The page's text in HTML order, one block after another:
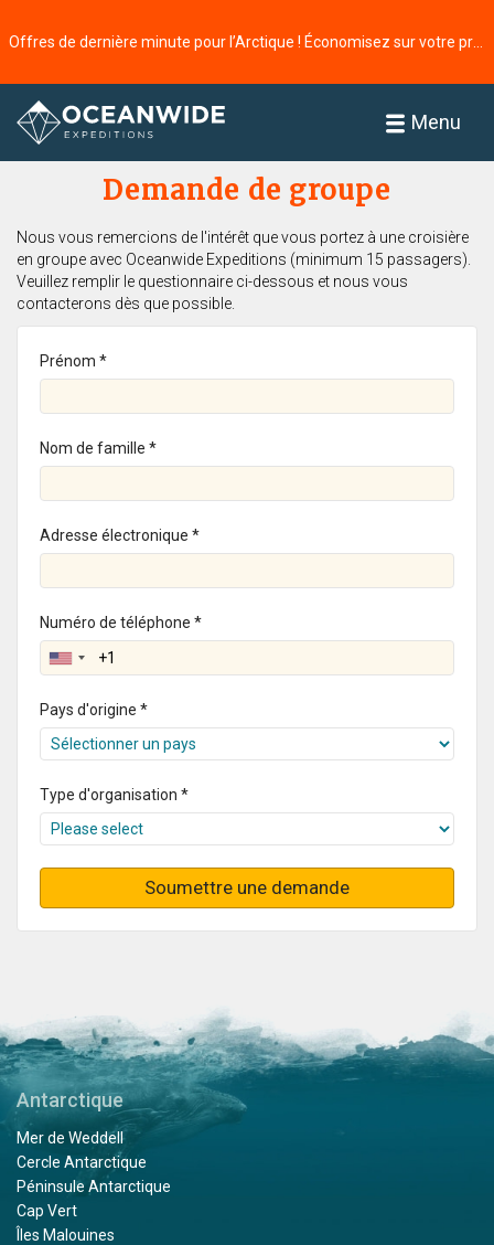
Menu
Accueil
Demande de groupe
Nous vous remercions de l'intérêt que vous portez à une croisière
en groupe avec Oceanwide Expeditions (minimum 15 passagers).
Veuillez remplir le questionnaire ci-dessous et nous vous
contacterons dès que possible.
Prénom *
Nom de famille *
Adresse électronique *
Numéro de téléphone *
Pays d'origine *
Type d'organisation *
Soumettre une demande
Antarctique
Mer de Weddell
Cercle Antarctique
Péninsule Antarctique
Cap Vert
Îles Malouines